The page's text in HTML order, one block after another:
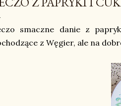
smaczne danie z
z Węgier, ale na